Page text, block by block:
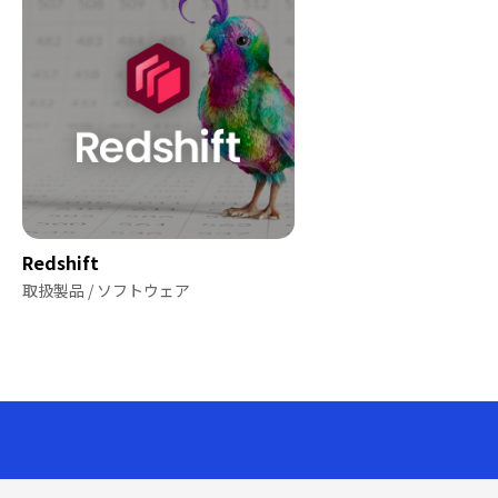
Redshift
取扱製品 / ソフトウェア